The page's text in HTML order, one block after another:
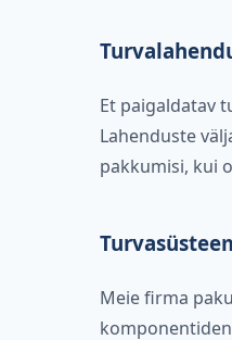
Et paigaldatav
Lahenduste
pakkumisi, kui
Meie firma